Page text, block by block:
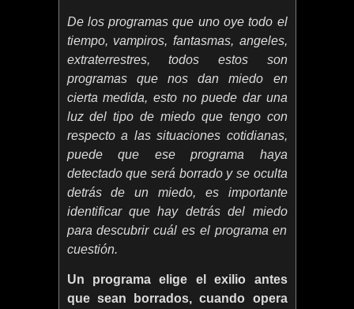
De los programas que uno oye todo el
tiempo, vampiros, fantasmas, angeles,
extraterrestres, todos estos son
programas que nos dan miedo en
cierta medida, esto no puede dar una
luz del tipo de miedo que tengo con
respecto a las situaciones cotidianas,
puede que ese programa haya
detectado que será borrado y se oculta
detrás de un miedo, es importante
identificar que hay detrás del miedo
para descubrir cuál es el programa en
cuestión.
Un programa elige el exilio antes
que sean borrados, cuando opera